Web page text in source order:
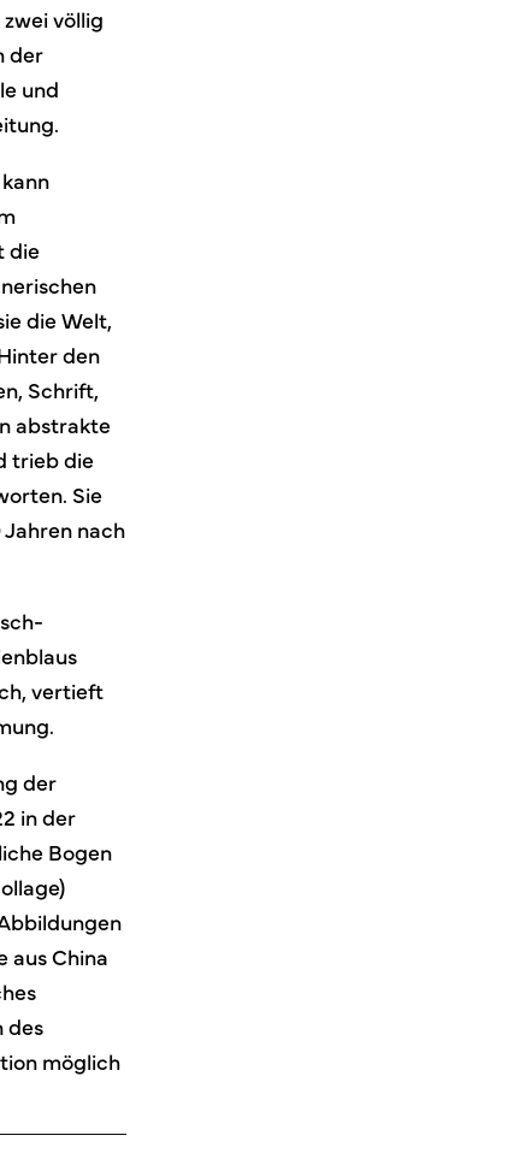
völlig
der
und
die
die Welt,
den
Schrift,
abstrakte
trieb die
Sie
nach
vertieft
der
in der
Bogen
aus China
des
möglich